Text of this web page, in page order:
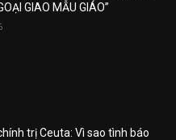
GIAO MẪU GIÁO”
trị Ceuta: Vì sao tình báo